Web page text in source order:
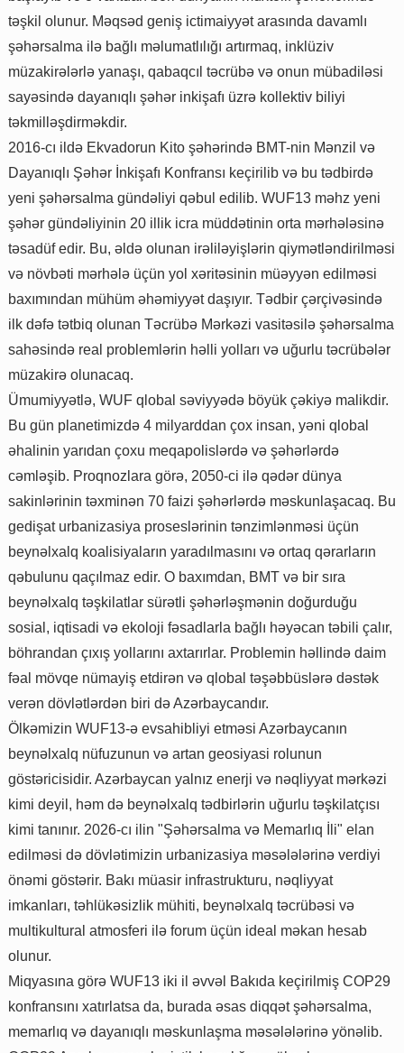
təşkil olunur. Məqsəd geniş ictimaiyyət arasında davamlı
şəhərsalma ilə bağlı məlumatlılığı artırmaq, inklüziv
müzakirələrlə yanaşı, qabaqcıl təcrübə və onun mübadiləsi
sayəsində dayanıqlı şəhər inkişafı üzrə kollektiv biliyi
təkmilləşdirməkdir.
2016-cı ildə Ekvadorun Kito şəhərində BMT-nin Mənzil və
Dayanıqlı Şəhər İnkişafı Konfransı keçirilib və bu tədbirdə
yeni şəhərsalma gündəliyi qəbul edilib. WUF13 məhz yeni
şəhər gündəliyinin 20 illik icra müddətinin orta mərhələsinə
təsadüf edir. Bu, əldə olunan irəliləyişlərin qiymətləndirilməsi
və növbəti mərhələ üçün yol xəritəsinin müəyyən edilməsi
baxımından mühüm əhəmiyyət daşıyır. Tədbir çərçivəsində
ilk dəfə tətbiq olunan Təcrübə Mərkəzi vasitəsilə şəhərsalma
sahəsində real problemlərin həlli yolları və uğurlu təcrübələr
müzakirə olunacaq.
Ümumiyyətlə, WUF qlobal səviyyədə böyük çəkiyə malikdir.
Bu gün planetimizdə 4 milyarddan çox insan, yəni qlobal
əhalinin yarıdan çoxu meqapolislərdə və şəhərlərdə
cəmləşib. Proqnozlara görə, 2050-ci ilə qədər dünya
sakinlərinin təxminən 70 faizi şəhərlərdə məskunlaşacaq. Bu
gedişat urbanizasiya proseslərinin tənzimlənməsi üçün
beynəlxalq koalisiyaların yaradılmasını və ortaq qərarların
qəbulunu qaçılmaz edir. O baxımdan, BMT və bir sıra
beynəlxalq təşkilatlar sürətli şəhərləşmənin doğurduğu
sosial, iqtisadi və ekoloji fəsadlarla bağlı həyəcan təbili çalır,
böhrandan çıxış yollarını axtarırlar. Problemin həllində daim
fəal mövqe nümayiş etdirən və qlobal təşəbbüslərə dəstək
verən dövlətlərdən biri də Azərbaycandır.
Ölkəmizin WUF13-ə evsahibliyi etməsi Azərbaycanın
beynəlxalq nüfuzunun və artan geosiyasi rolunun
göstəricisidir. Azərbaycan yalnız enerji və nəqliyyat mərkəzi
kimi deyil, həm də beynəlxalq tədbirlərin uğurlu təşkilatçısı
kimi tanınır. 2026-cı ilin "Şəhərsalma və Memarlıq İli" elan
edilməsi də dövlətimizin urbanizasiya məsələlərinə verdiyi
önəmi göstərir. Bakı müasir infrastrukturu, nəqliyyat
imkanları, təhlükəsizlik mühiti, beynəlxalq təcrübəsi və
multikultural atmosferi ilə forum üçün ideal məkan hesab
olunur.
Miqyasına görə WUF13 iki il əvvəl Bakıda keçirilmiş COP29
konfransını xatırlatsa da, burada əsas diqqət şəhərsalma,
memarlıq və dayanıqlı məskunlaşma məsələlərinə yönəlib.